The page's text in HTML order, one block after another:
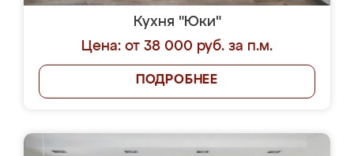
Кухня "Юки"
Цена: от 38 000 руб. за п.м.
ПОДРОБНЕЕ